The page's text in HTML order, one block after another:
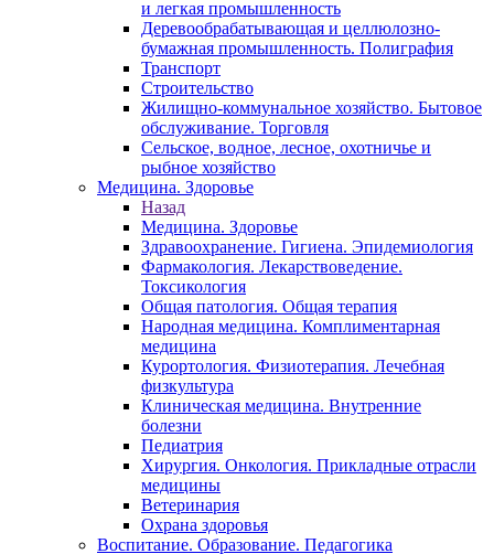
и легкая промышленность
Деревообрабатывающая и целлюлозно-
бумажная промышленность. Полиграфия
Транспорт
Строительство
Жилищно-коммунальное хозяйство. Бытовое
обслуживание. Торговля
Сельское, водное, лесное, охотничье и
рыбное хозяйство
Медицина. Здоровье
Назад
Медицина. Здоровье
Здравоохранение. Гигиена. Эпидемиология
Фармакология. Лекарствоведение.
Токсикология
Общая патология. Общая терапия
Народная медицина. Комплиментарная
медицина
Курортология. Физиотерапия. Лечебная
физкультура
Клиническая медицина. Внутренние
болезни
Педиатрия
Хирургия. Онкология. Прикладные отрасли
медицины
Ветеринария
Охрана здоровья
Воспитание. Образование. Педагогика